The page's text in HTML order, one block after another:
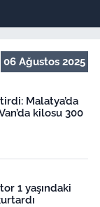
06 Ağustos 2025
Malatya’da
kilosu 300
1 yaşındaki